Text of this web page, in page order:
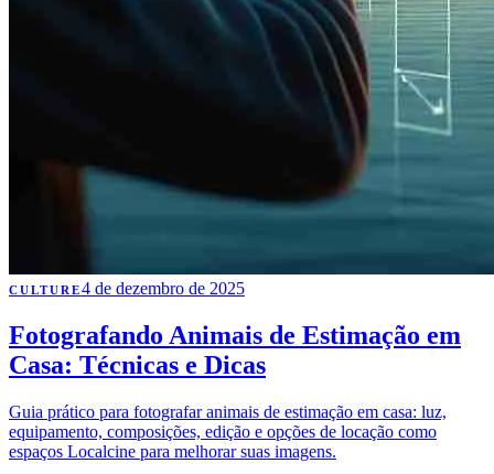
CULTURE4 de dezembro de 2025
Fotografando Animais de Estimação em
Casa: Técnicas e Dicas
Guia prático para fotografar animais de estimação em casa: luz,
equipamento, composições, edição e opções de locação como
espaços Localcine para melhorar suas imagens.